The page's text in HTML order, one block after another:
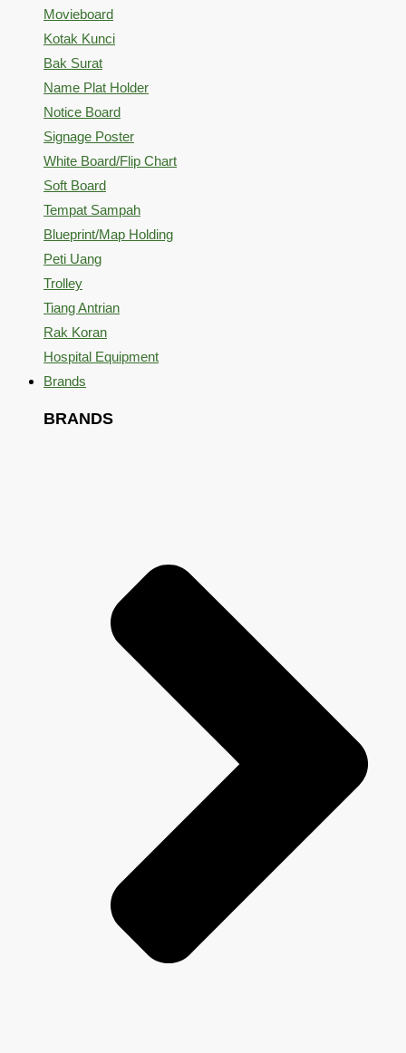
Movieboard
Kotak Kunci
Bak Surat
Name Plat Holder
Notice Board
Signage Poster
White Board/Flip Chart
Soft Board
Tempat Sampah
Blueprint/Map Holding
Peti Uang
Trolley
Tiang Antrian
Rak Koran
Hospital Equipment
Brands
BRANDS